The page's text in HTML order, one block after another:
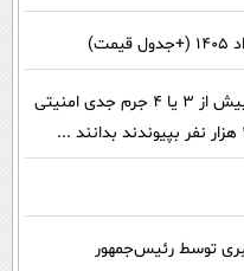
گفته‌های یک روحانی تندرو و ردپای بیش از ۳ یا ۴ جرم جدی امنیتی
توسط رئیس‌جمهور